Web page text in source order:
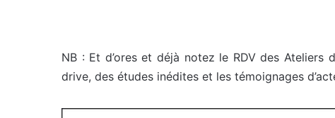
NB : Et d’ores et déjà notez le RDV des Ateliers
drive, des études inédites et les témoignages